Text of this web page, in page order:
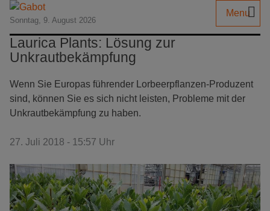
Sonntag, 9. August 2026
Menu
Laurica Plants: Lösung zur
Unkrautbekämpfung
Wenn Sie Europas führender Lorbeerpflanzen-Produzent
sind, können Sie es sich nicht leisten, Probleme mit der
Unkrautbekämpfung zu haben.
27. Juli 2018 - 15:57 Uhr